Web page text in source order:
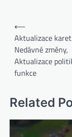
Post
navigation
⟵
Aktualizace
Nedávné změny,
Aktualizace
funkce
Related